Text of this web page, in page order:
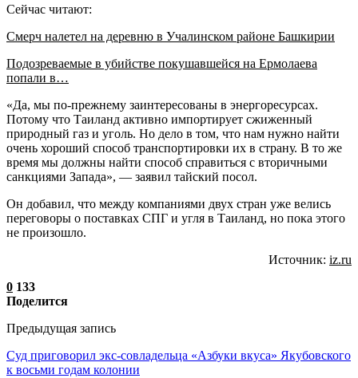
Сейчас читают:
Смерч налетел на деревню в Учалинском районе Башкирии
Подозреваемые в убийстве покушавшейся на Ермолаева
попали в…
«Да, мы по-прежнему заинтересованы в энергоресурсах.
Потому что Таиланд активно импортирует сжиженный
природный газ и уголь. Но дело в том, что нам нужно найти
очень хороший способ транспортировки их в страну. В то же
время мы должны найти способ справиться с вторичными
санкциями Запада», — заявил тайский посол.
Он добавил, что между компаниями двух стран уже велись
переговоры о поставках СПГ и угля в Таиланд, но пока этого
не произошло.
Источник: iz.ru
0 133
Поделится
Предыдущая запись
Суд приговорил экс-совладельца «Азбуки вкуса» Якубовского
к восьми годам колонии